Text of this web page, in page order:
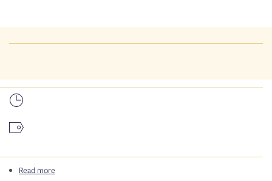
Read more